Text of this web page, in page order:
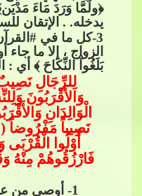
﴿ولَمَّا وَرَدَ مَاءَ
يدخله. . الإتقان
3-كل ما في​​
الزواج ، إلا ما
بَلَغُواْ النِّكَاحَ ﴾ أي :
لِلرِّجَالِ
وَالأَقْرَبُونَ
الْوَالِدَانِ
أُوْلُوا الْقُرْبَى
فَارْزُقُوهُمْ مِنْهُ
1- أوصي من